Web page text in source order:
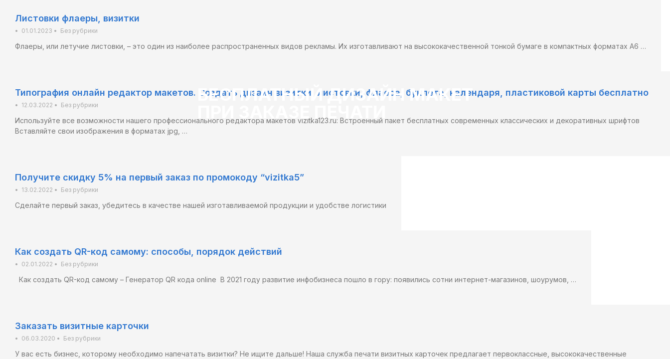
БЕСПЛАТНЫЙ ДИЗАЙН МАКЕТ
Листовки флаеры, визитки
• 01.01.2023 • Без рубрики
Флаеры, или летучие листовки, – это один из наиболее распространенных видов рекламы. Их изготавливают на высококачественной тонкой бумаге в компактных форматах А6 …
Типография онлайн редактор макетов. Создать дизайн визитки, листовки, флаера, буклета, календаря, пластиковой карты бесплатно
• 12.03.2022 • Без рубрики
Используйте все возможности нашего профессионального редактора макетов vizitka123.ru: Встроенный пакет бесплатных современных классических и декоративных шрифтов
Вставляйте свои изображения в форматах jpg, …
Получите скидку 5% на первый заказ по промокоду “vizitka5”
• 13.02.2022 • Без рубрики
Сделайте первый заказ, убедитесь в качестве нашей изготавливаемой продукции и удобстве логистики
Как создать QR-код самому: способы, порядок действий
• 02.01.2022 • Без рубрики
Как создать QR-код самому – Генератор QR кода online В 2021 году развитие инфобизнеса пошло в гору: появились сотни интернет-магазинов, шоурумов, …
Заказать визитные карточки
• 06.03.2020 • Без рубрики
У вас есть бизнес, которому необходимо напечатать визитки? Не ищите дальше! Наша служба печати визитных карточек предлагает первоклассные, высококачественные